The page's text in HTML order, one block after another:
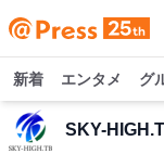
新着 エンタメ グ
SKY-